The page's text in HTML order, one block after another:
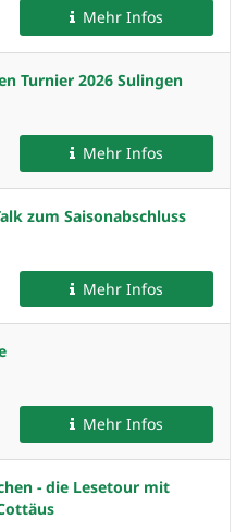
Mehr Infos
Turnier 2026 Sulingen
Mehr Infos
zum Saisonabschluss
Mehr Infos
Mehr Infos
- die Lesetour mit